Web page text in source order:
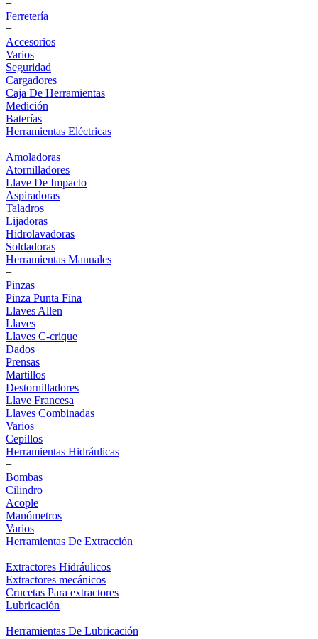
+
Ferretería
+
Accesorios
Varios
Seguridad
Cargadores
Caja De Herramientas
Medición
Baterías
Herramientas Eléctricas
+
Amoladoras
Atornilladores
Llave De Impacto
Aspiradoras
Taladros
Lijadoras
Hidrolavadoras
Soldadoras
Herramientas Manuales
+
Pinzas
Pinza Punta Fina
Llaves Allen
Llaves
Llaves C-crique
Dados
Prensas
Martillos
Destornilladores
Llave Francesa
Llaves Combinadas
Varios
Cepillos
Herramientas Hidráulicas
+
Bombas
Cilindro
Acople
Manómetros
Varios
Herramientas De Extracción
+
Extractores Hidráulicos
Extractores mecánicos
Crucetas Para extractores
Lubricación
+
Herramientas De Lubricación